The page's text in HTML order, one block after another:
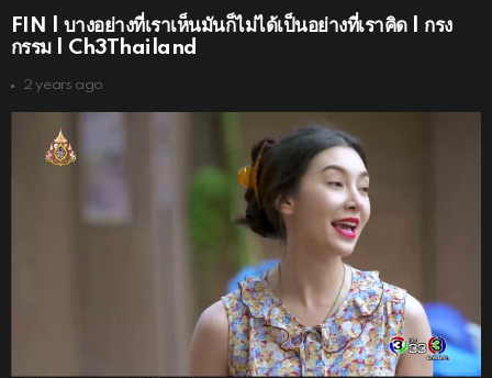
FIN | บางอย่างที่เราเห็นมันก็ไม่ได้เป็นอย่างที่เราคิด | กรง
กรรม | Ch3Thailand
2 years ago